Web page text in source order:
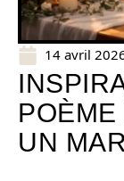
14 avril
POÈME
UN